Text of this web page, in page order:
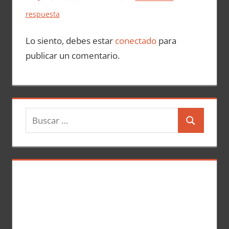
respuesta
Lo siento, debes estar conectadopara
publicar un comentario.
u
s
c
B
s